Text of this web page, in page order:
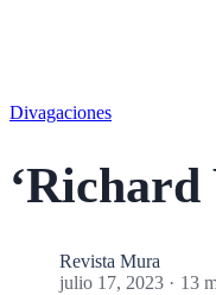
Divagaciones
Revista Mura
julio 17, 2023
13